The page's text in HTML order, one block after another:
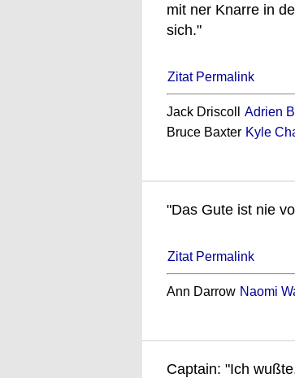
mit ner Knarre in
sich."
Zitat Permalink
Jack Driscoll Adrien
Bruce Baxter Kyle
"Das Gute ist nie
Zitat Permalink
Ann Darrow Naomi
Captain: "Ich